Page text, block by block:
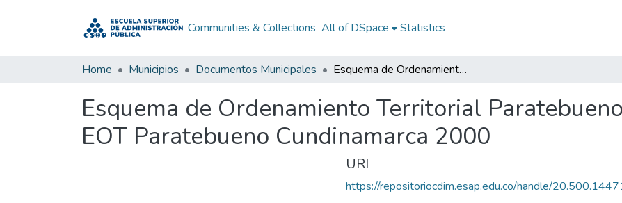
Communities & Collections All of DSpace Statistics
Home Municipios Documentos Municipales Esquema de Ordenamiento Territorial Paratebueno Cundinamarca 2000: EOT Paratebueno Cundinamarca 2000
Esquema de Ordenamiento Territorial
EOT Paratebueno Cundinamarca 2000
URI
https://repositoriocdim.esap.edu.co/handle/